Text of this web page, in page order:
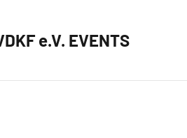
e.V. EVENTS